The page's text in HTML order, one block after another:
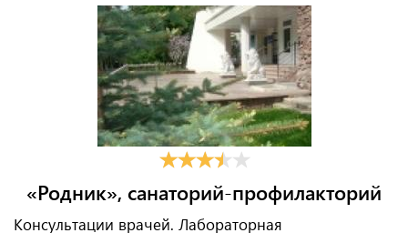
«Родник», санаторий-профилакторий
Консультации врачей. Лабораторная